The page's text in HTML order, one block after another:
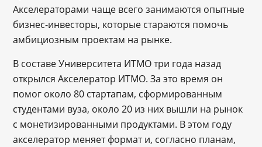
Акселераторами чаще всего занимаются опытные
бизнес-инвесторы, которые стараются помочь
амбициозным проектам на рынке.
В составе Университета ИТМО три года назад
открылся Акселератор ИТМО. За это время он
помог около 80 стартапам, сформированным
студентами вуза, около 20 из них вышли на рынок
с монетизированными продуктами. В этом году
акселератор меняет формат и, согласно планам,